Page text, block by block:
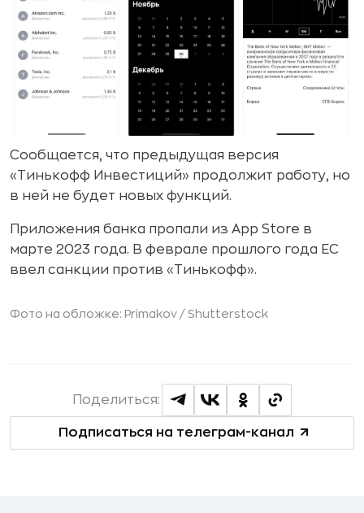
Сообщается, что предыдущая версия
«Тинькофф Инвестиций» продолжит работу, но
в ней не будет новых функций.
Приложения банка пропали из App Store в
марте 2023 года. В феврале прошлого года ЕС
ввел санкции против «Тинькофф».
Фото на обложке: Primakov / Shutterstock
Подписаться на телеграм-канал
Поделиться: